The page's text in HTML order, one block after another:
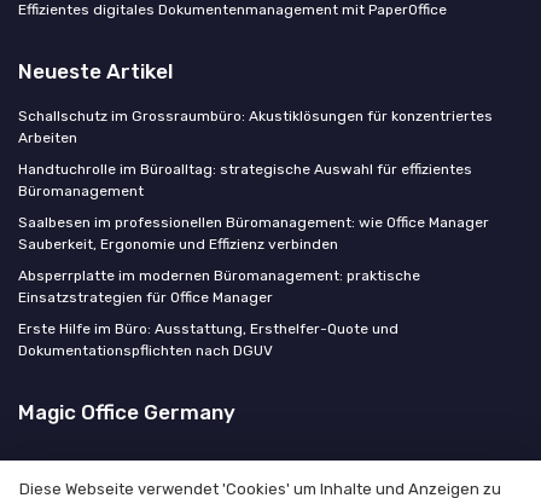
Effizientes digitales Dokumentenmanagement mit PaperOffice
Neueste Artikel
Schallschutz im Grossraumbüro: Akustiklösungen für konzentriertes
Arbeiten
Handtuchrolle im Büroalltag: strategische Auswahl für effizientes
Büromanagement
Saalbesen im professionellen Büromanagement: wie Office Manager
Sauberkeit, Ergonomie und Effizienz verbinden
Absperrplatte im modernen Büromanagement: praktische
Einsatzstrategien für Office Manager
Erste Hilfe im Büro: Ausstattung, Ersthelfer-Quote und
Dokumentationspflichten nach DGUV
Magic Office Germany
Diese Webseite verwendet 'Cookies' um Inhalte und Anzeigen zu